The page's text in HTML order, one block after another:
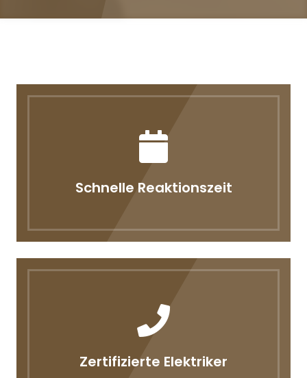
Schnelle Reaktionszeit
Zertifizierte Elektriker